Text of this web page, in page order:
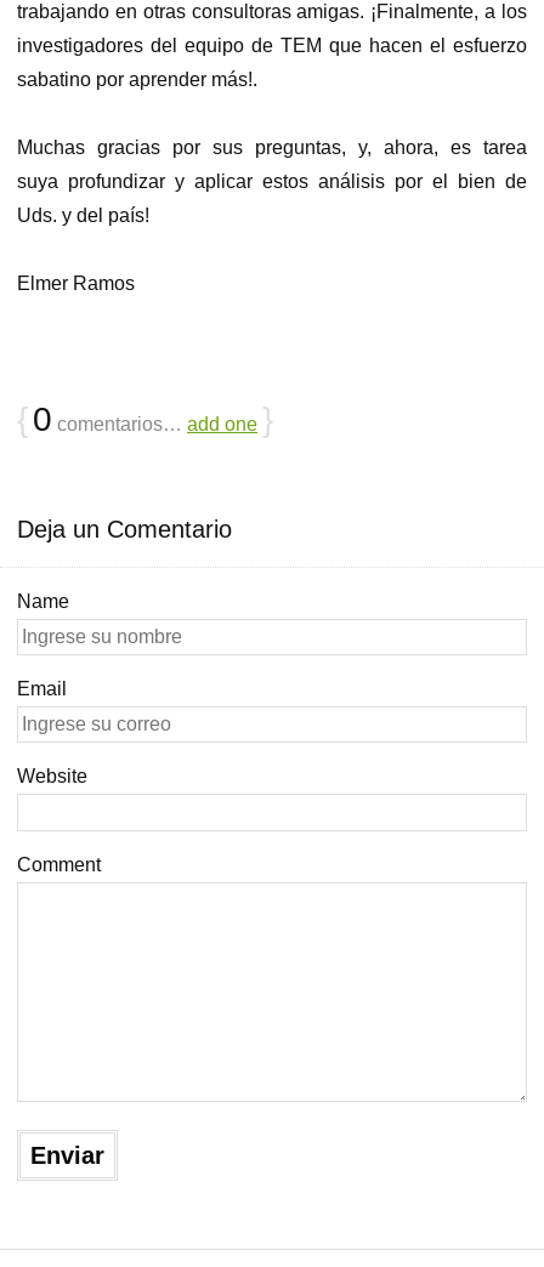
trabajando en otras consultoras amigas. ¡Finalmente, a los
investigadores del equipo de TEM que hacen el esfuerzo
sabatino por aprender más!.
Muchas gracias por sus preguntas, y, ahora, es tarea
suya profundizar y aplicar estos análisis por el bien de
Uds. y del país!
Elmer Ramos
{0 comentarios… add one }
Deja un Comentario
Name
Email
Website
Comment